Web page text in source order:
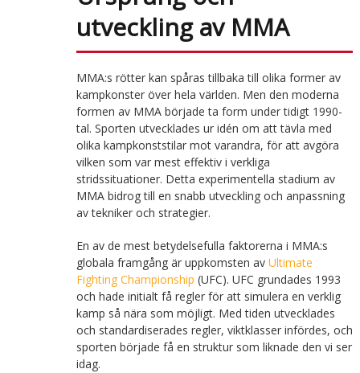
utveckling av MMA
MMA:s rötter kan spåras tillbaka till olika former av
kampkonster över hela världen. Men den moderna
formen av MMA började ta form under tidigt 1990-
tal. Sporten utvecklades ur idén om att tävla med
olika kampkonststilar mot varandra, för att avgöra
vilken som var mest effektiv i verkliga
stridssituationer. Detta experimentella stadium av
MMA bidrog till en snabb utveckling och anpassning
av tekniker och strategier.
En av de mest betydelsefulla faktorerna i MMA:s
globala framgång är uppkomsten av Ultimate
Fighting Championship (UFC). UFC grundades 1993
och hade initialt få regler för att simulera en verklig
kamp så nära som möjligt. Med tiden utvecklades
och standardiserades regler, viktklasser infördes, och
sporten började få en struktur som liknade den vi ser
idag.